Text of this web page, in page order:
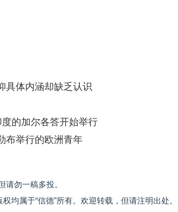
具体内涵却缺乏认识
的加尔各答开始举行
布举行的欧洲青年
请勿一稿多投。
均属于“信德”所有。欢迎转载，但请注明出处。